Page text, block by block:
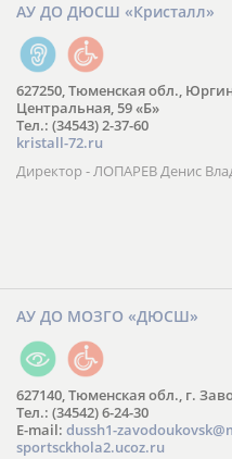
АУ ДО ДЮСШ «Кристалл»
627250, Тюменская обл.,
Центральная, 59 «Б»
Тел.: (34543) 2-37-60
kristall-72.ru
Директор - ЛОПАРЕВ Денис
АУ ДО МОЗГО «ДЮСШ»
627140, Тюменская обл., г.
Тел.: (34542) 6-24-30
​E-mail: dussh1-
sportsckhola2.ucoz.ru